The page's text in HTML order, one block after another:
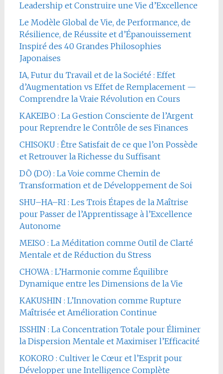
Leadership et Construire une Vie d’Excellence
Le Modèle Global de Vie, de Performance, de
Résilience, de Réussite et d’Épanouissement
Inspiré des 40 Grandes Philosophies
Japonaises
IA, Futur du Travail et de la Société : Effet
d’Augmentation vs Effet de Remplacement —
Comprendre la Vraie Révolution en Cours
KAKEIBO : La Gestion Consciente de l’Argent
pour Reprendre le Contrôle de ses Finances
CHISOKU : Être Satisfait de ce que l’on Possède
et Retrouver la Richesse du Suffisant
DŌ (DO) : La Voie comme Chemin de
Transformation et de Développement de Soi
SHU–HA–RI : Les Trois Étapes de la Maîtrise
pour Passer de l’Apprentissage à l’Excellence
Autonome
MEISO : La Méditation comme Outil de Clarté
Mentale et de Réduction du Stress
CHOWA : L’Harmonie comme Équilibre
Dynamique entre les Dimensions de la Vie
KAKUSHIN : L’Innovation comme Rupture
Maîtrisée et Amélioration Continue
ISSHIN : La Concentration Totale pour Éliminer
la Dispersion Mentale et Maximiser l’Efficacité
KOKORO : Cultiver le Cœur et l’Esprit pour
Développer une Intelligence Complète